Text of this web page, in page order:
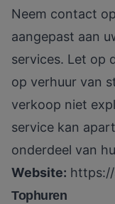
Neem contact
aangepast aan
services. Let op
op verhuur van
verkoop niet
service kan
onderdeel van
Website:
Tophuren